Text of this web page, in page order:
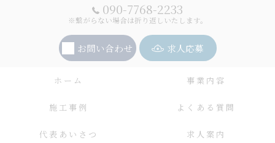
090-7768-2233
※繋がらない場合は折り返しいたします。
お問い合わせ 求人応募
ホーム 事業内容
施工事例 よくある質問
代表あいさつ 求人案内